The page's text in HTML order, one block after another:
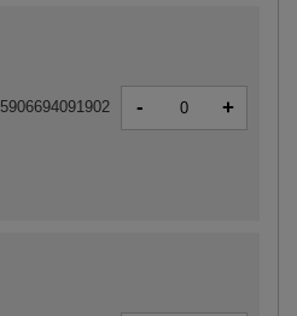
5906694091902 - +